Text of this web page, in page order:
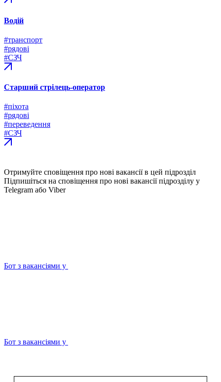
Водій
#транспорт
#рядові
#СЗЧ
Старший стрілець-оператор
#піхота
#рядові
#переведення
#СЗЧ
Отримуйте сповіщення про нові вакансії в цей підрозділ
Підпишіться на сповіщення про нові вакансії підрозділу у
Telegram або Viber
Бот з вакансіями у
Бот з вакансіями у